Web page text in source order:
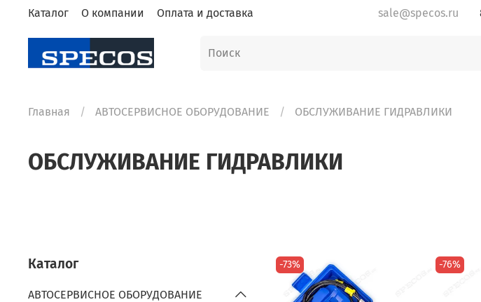
Каталог О компании Оплата и доставка sale@specos.ru
Главная АВТОСЕРВИСНОЕ ОБОРУДОВАНИЕ ОБСЛУЖИВАНИЕ ГИДРАВЛИКИ
ОБСЛУЖИВАНИЕ ГИДРАВЛИКИ
-73% -76%
Каталог
АВТОСЕРВИСНОЕ ОБОРУДОВАНИЕ